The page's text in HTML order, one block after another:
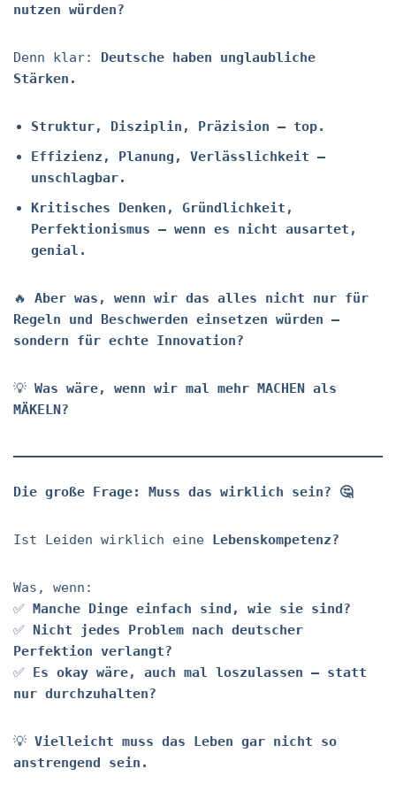
nutzen würden?
Denn klar: Deutsche haben unglaubliche
Stärken.
Struktur, Disziplin, Präzision – top.
Effizienz, Planung, Verlässlichkeit –
unschlagbar.
Kritisches Denken, Gründlichkeit,
Perfektionismus – wenn es nicht ausartet,
genial.
🔥 Aber was, wenn wir das alles nicht nur für
Regeln und Beschwerden einsetzen würden –
sondern für echte Innovation?
💡 Was wäre, wenn wir mal mehr MACHEN als
MÄKELN?
Die große Frage: Muss das wirklich sein? 🤔
Ist Leiden wirklich eine Lebenskompetenz?
Was, wenn:
✅ Manche Dinge einfach sind, wie sie sind?
✅ Nicht jedes Problem nach deutscher
Perfektion verlangt?
✅ Es okay wäre, auch mal loszulassen – statt
nur durchzuhalten?
💡 Vielleicht muss das Leben gar nicht so
anstrengend sein.